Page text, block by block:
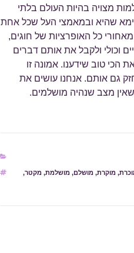
מצויה בהיות העולם בלתי
שהיא ובמאמצי העל שכל אחת
כל האופרציות של חוגים,
וכולי ולקבל את אותם דברים
הכי טוב שידענו. אמונה זו
גם אותם. אנחנו עושים את
מצב שנהיה מושלמים.
, מוקרת, מושלם, מושלמת, מקטר,